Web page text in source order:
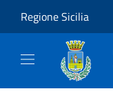
Regione Sicilia